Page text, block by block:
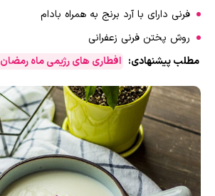
فرنی دارای با آرد برنج به همراه بادام
روش پختن فرنی زعفرانی
مطلب پیشنهادی: افطاری های رژیمی ماه رمضان